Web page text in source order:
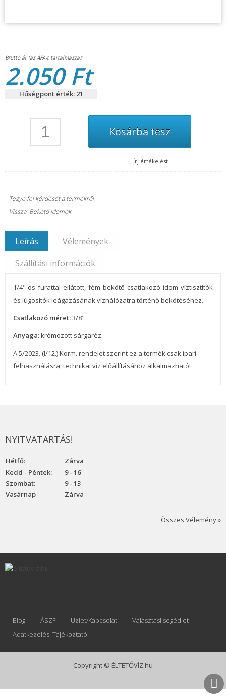
2.050 Ft
Hűségpont érték: 21
| Írj értékelést
Tegye fel kérdését a termékről
Vissza: Bekötő idomok
Leírás
Vélemények
Szállítási információk
1/4"-os furattal ellátott, fém bekötő csatlakozó idom víztisztítók
és lúgosítók leágazásának vízhálózatra történő bekötéséhez.
Csatlakozó méret:3/8"
Anyaga:krómozott sárgaréz
A 5/2023. (I/12.) Korm. rendelet szerint ez a termék csak ipari
felhasználásra, technikai víz előállításához alkalmazható!
NYITVATARTÁS!
Hétfő:
Zárva
Kedd - Péntek:
9 - 16
Szombat:
9 - 13
Vasárnap
Zárva
Összes Vélemény »
Blog ÁSZF Üzlet/Kapcsolat
Választási segédlet
Adatkezelési Tájékoztató
Copyright © ÉLTETŐVÍZ.hu